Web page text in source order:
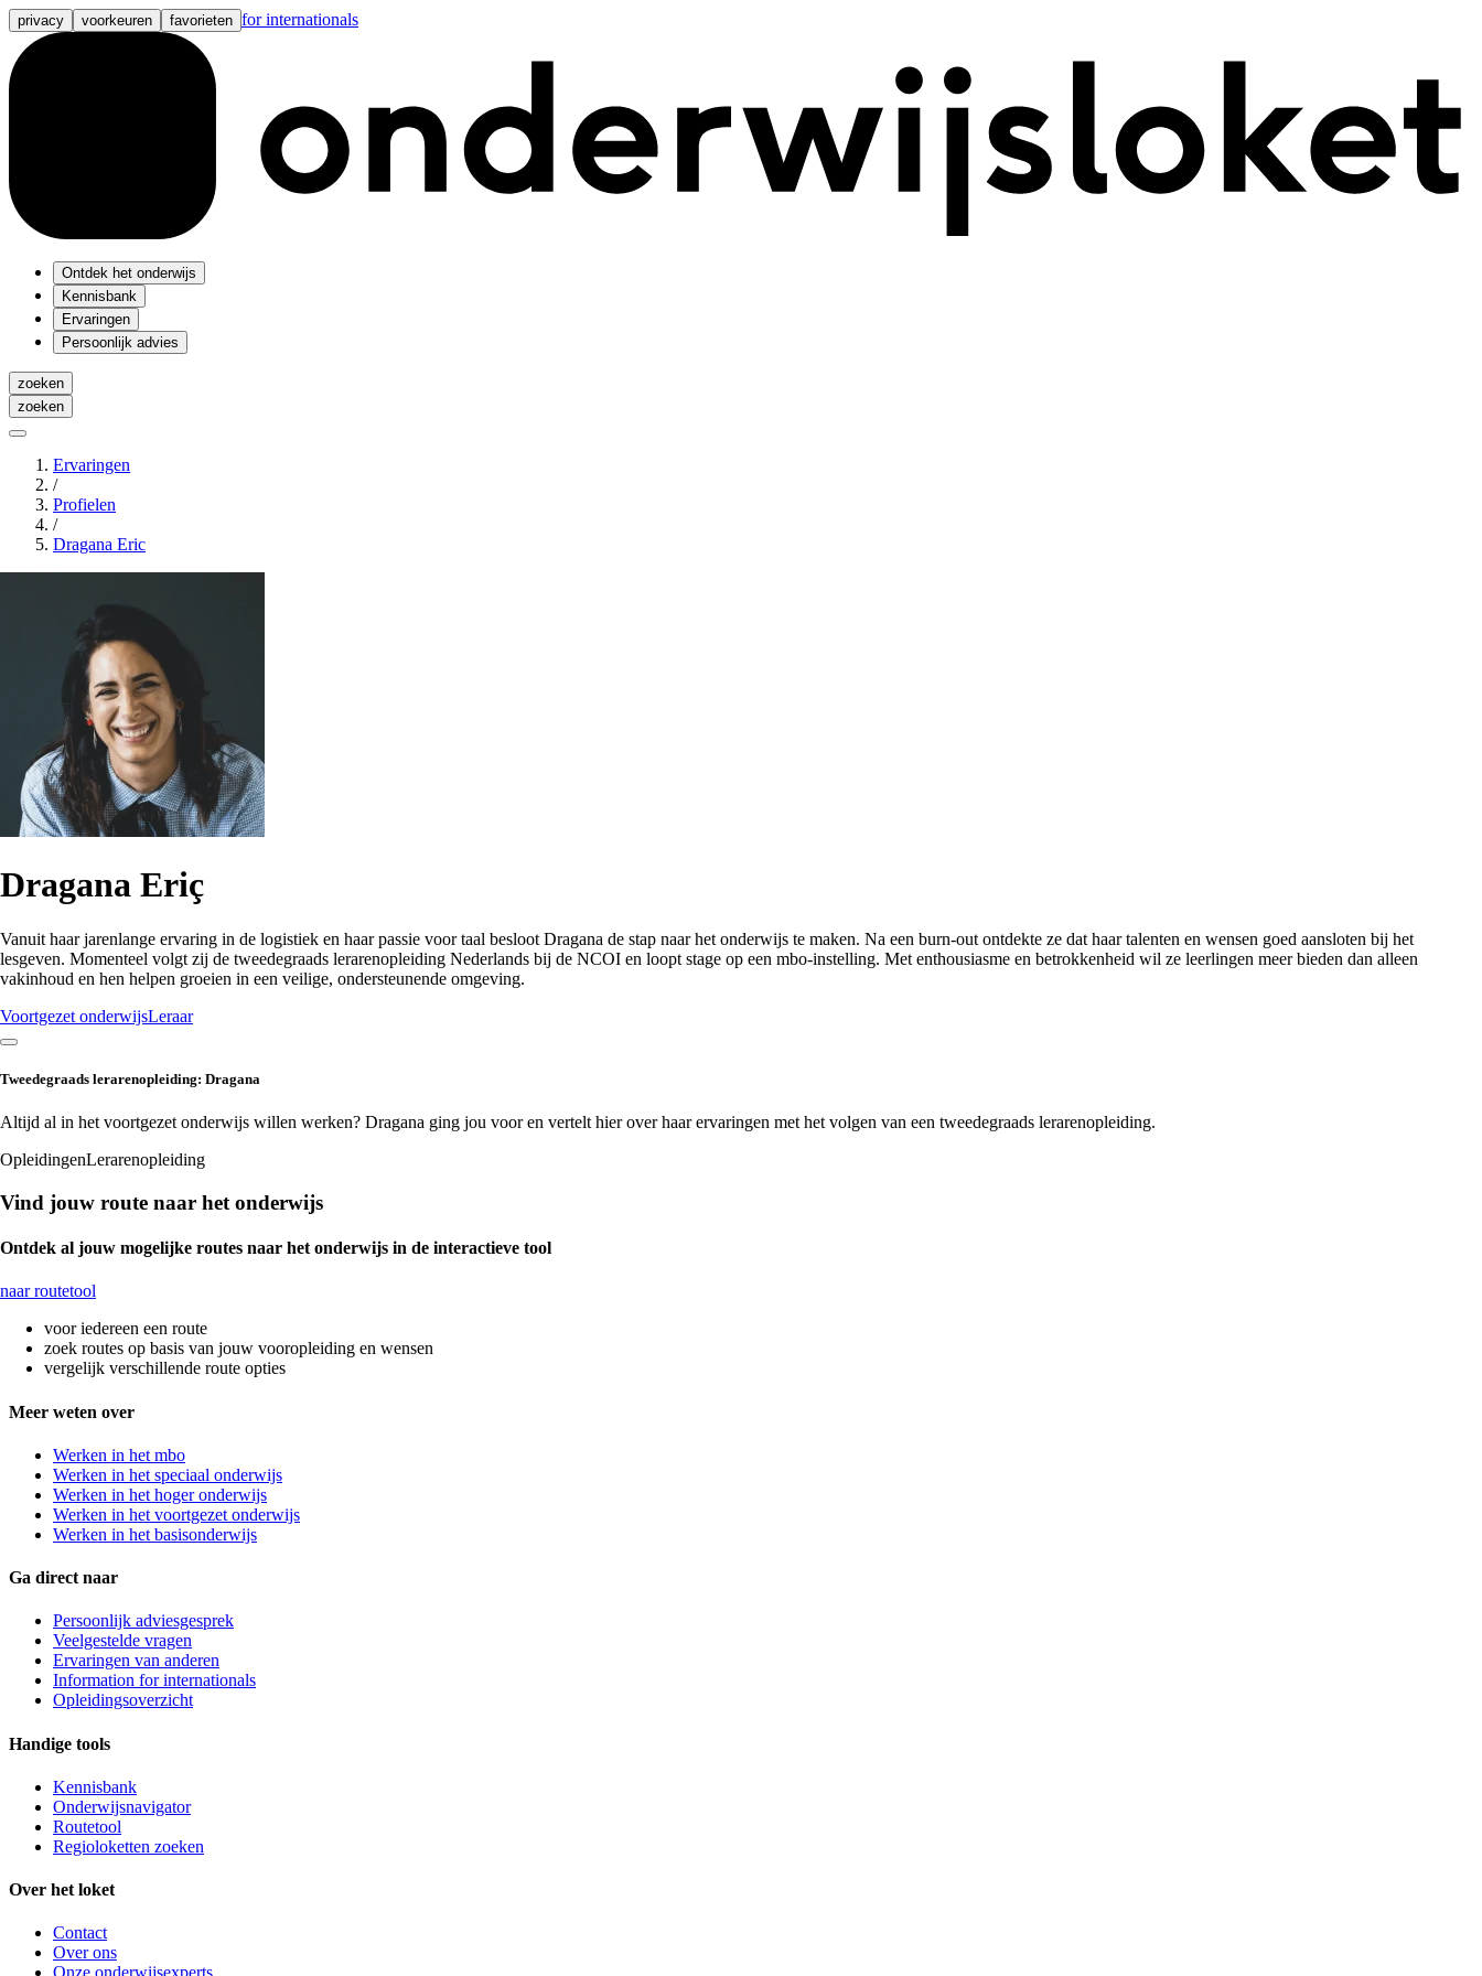
privacy voorkeuren favorieten for internationals
Ontdek het onderwijs
Kennisbank
Ervaringen
Persoonlijk advies
zoeken
zoeken
Ervaringen
/
Profielen
/
Dragana Eric
Dragana Eriç
Vanuit haar jarenlange ervaring in de logistiek en haar passie voor taal besloot Dragana de stap naar het onderwijs te maken. Na een burn-out ontdekte ze dat haar talenten en wensen goed aansloten bij het
lesgeven. Momenteel volgt zij de tweedegraads lerarenopleiding Nederlands bij de NCOI en loopt stage op een mbo-instelling. Met enthousiasme en betrokkenheid wil ze leerlingen meer bieden dan alleen
vakinhoud en hen helpen groeien in een veilige, ondersteunende omgeving.
Voortgezet onderwijsLeraar
Tweedegraads lerarenopleiding: Dragana
Altijd al in het voortgezet onderwijs willen werken? Dragana ging jou voor en vertelt hier over haar ervaringen met het volgen van een tweedegraads lerarenopleiding.
OpleidingenLerarenopleiding
Vind jouw route naar het onderwijs
Ontdek al jouw mogelijke routes naar het onderwijs in de interactieve tool
naar routetool
voor iedereen een route
zoek routes op basis van jouw vooropleiding en wensen
vergelijk verschillende route opties
Meer weten over
Werken in het mbo
Werken in het speciaal onderwijs
Werken in het hoger onderwijs
Werken in het voortgezet onderwijs
Werken in het basisonderwijs
Ga direct naar
Persoonlijk adviesgesprek
Veelgestelde vragen
Ervaringen van anderen
Information for internationals
Opleidingsoverzicht
Handige tools
Kennisbank
Onderwijsnavigator
Routetool
Regioloketten zoeken
Over het loket
Contact
Over ons